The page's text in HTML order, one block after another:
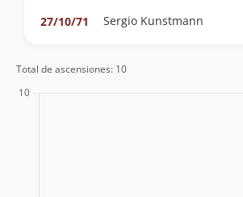
27/10/71 Sergio Kunstmann
Total de ascensiones: 10